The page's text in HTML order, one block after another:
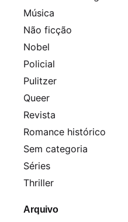
Música
Não ficção
Nobel
Policial
Pulitzer
Queer
Revista
Romance histórico
Sem categoria
Séries
Thriller
Arquivo